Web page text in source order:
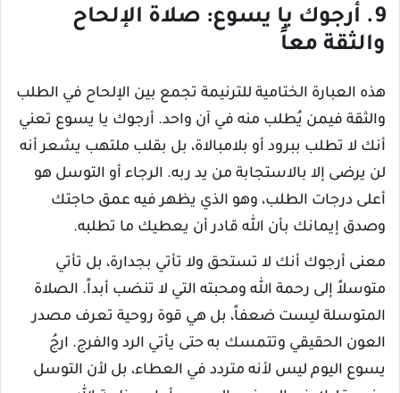
9. أرجوك يا يسوع: صلاة الإلحاح
والثقة معاً
هذه العبارة الختامية للترنيمة تجمع بين الإلحاح في الطلب
والثقة فيمن يُطلب منه في آن واحد. أرجوك يا يسوع تعني
أنك لا تطلب ببرود أو بلامبالاة، بل بقلب ملتهب يشعر أنه
لن يرضى إلا بالاستجابة من يد ربه. الرجاء أو التوسل هو
أعلى درجات الطلب، وهو الذي يظهر فيه عمق حاجتك
وصدق إيمانك بأن الله قادر أن يعطيك ما تطلبه.
معنى أرجوك أنك لا تستحق ولا تأتي بجدارة، بل تأتي
متوسلاً إلى رحمة الله ومحبته التي لا تنضب أبداً. الصلاة
المتوسلة ليست ضعفاً، بل هي قوة روحية تعرف مصدر
العون الحقيقي وتتمسك به حتى يأتي الرد والفرج. ارجُ
يسوع اليوم ليس لأنه متردد في العطاء، بل لأن التوسل